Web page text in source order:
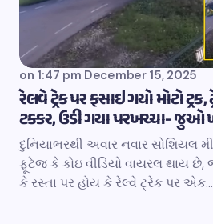
on 1:47 pm December 15, 2025
રેલવે ટ્રેક પર ફસાઇ ગયો મોટો ટ્રક,
ટક્કર, ઉડી ગયા પરખચ્ચા- જુઓ
દુનિયાભરથી અવાર નવાર સોશિયલ
ફૂટેજ કે કોઇ વીડિયો વાયરલ થાય છે,
કે રસ્તા પર હોય કે રેલ્વે ટ્રેક પર એક…